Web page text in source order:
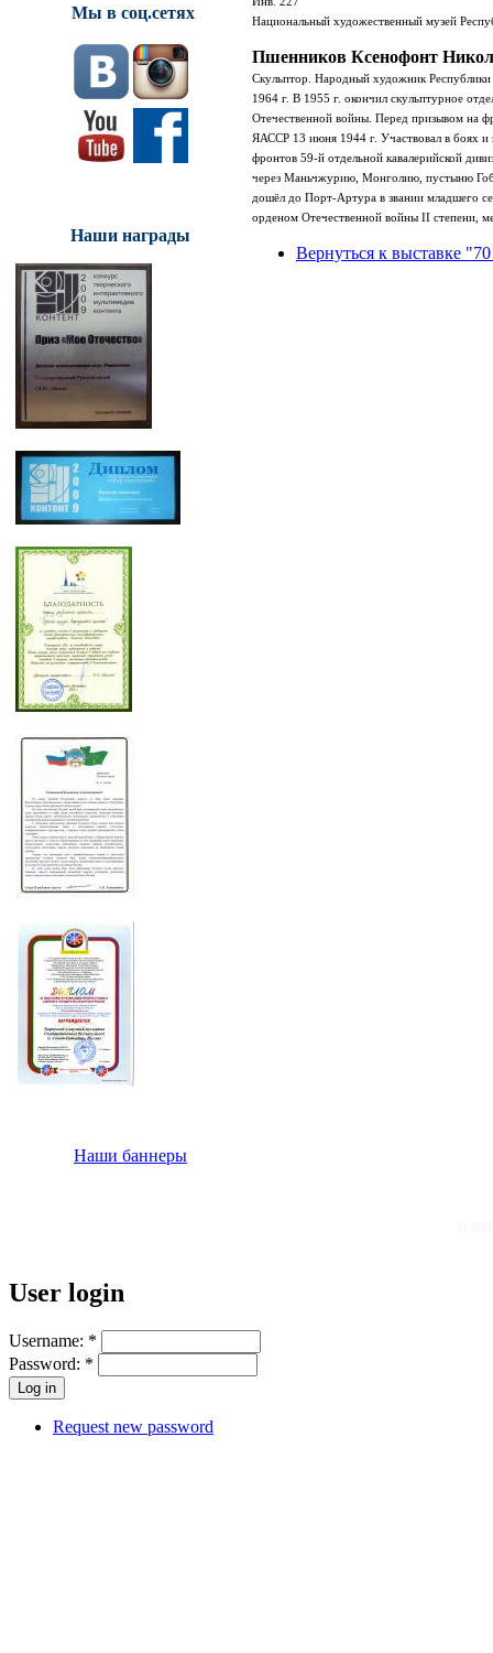
Мы в соц.сетях
Наши награды
Наши баннеры
Национальный художественный музей
Пшенников Ксенофонт
Скульптор Народный художник
1964 г. В 1955 г. окончил скульптурное
Отечественной войны. Пе­ред призывом на
ЯАССР 13 июня 1944 г. Участво­вал в боях и
фронтов 59-й отдельной кавалерийской
через Маньчжурию, Монголию, пустыню
дошёл до Порт-Артура в звании младшего
орденом Отечественной войны II степени,
Вернуться к выставке
User login
Username: *
Password: *
Request new password